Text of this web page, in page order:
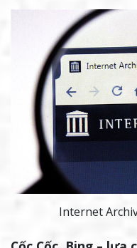
Internet